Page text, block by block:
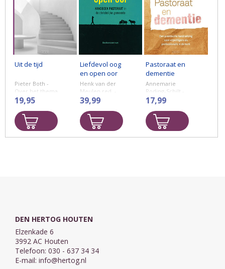
Uit de tijd
Pieter Both -
Over het thema
rouwverwerking
zijn
boekenplanken
vol­geschreven.
Toch miste
Pieter Both nog
19,95
Liefdevol oog
en open oor
Henk van der
Meulen red. -
Handboek
pastoraat in de
christelijke
gemeente
Door de
39,99
Pastoraat en
dementie
Annemarie
Roding-Schilt -
In ‘Pastoraat en
dementie’ geeft
Annemarie
Roding-Schilt
handvatten aan
vrijwilligers en
17,99
DEN HERTOG HOUTEN
Elzenkade 6
3992 AC Houten
Telefoon: 030 - 637 34 34
E-mail: info@hertog.nl